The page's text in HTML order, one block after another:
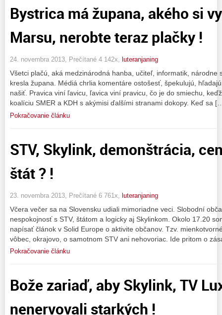
Bystrica má župana, akého si
Marsu, nerobte teraz plačky !
24. novembra 2013, Prečítané 4 142x, luteranjaning
Všetci plačú, aká medzinárodná hanba, učiteľ, informatik, národne
kresla župana. Médiá chrlia komentáre ostošesť, špekulujú,
našiť. Pravica viní ľavicu, ľavica viní pravicu, čo je do smiechu,
koalíciu SMER a KDH s akýmisi ďalšími stranami dokopy. Keď sa
Pokračovanie článku
STV, Skylink, demonštrácia,
štát ? !
23. novembra 2013, Prečítané 6 761x, luteranjaning
Včera večer sa na Slovensku udiali mimoriadne veci. Slobodní
nespokojnosť s STV, štátom a logicky aj Skylinkom. Okolo 17.20
napísať článok v Solid Europe o aktivite občanov. Tzv.
vôbec, okrajovo, o samotnom STV ani nehovoriac. Ide pritom o
Pokračovanie článku
Bože zariaď, aby Skylink, TV
nenervovali starkých !